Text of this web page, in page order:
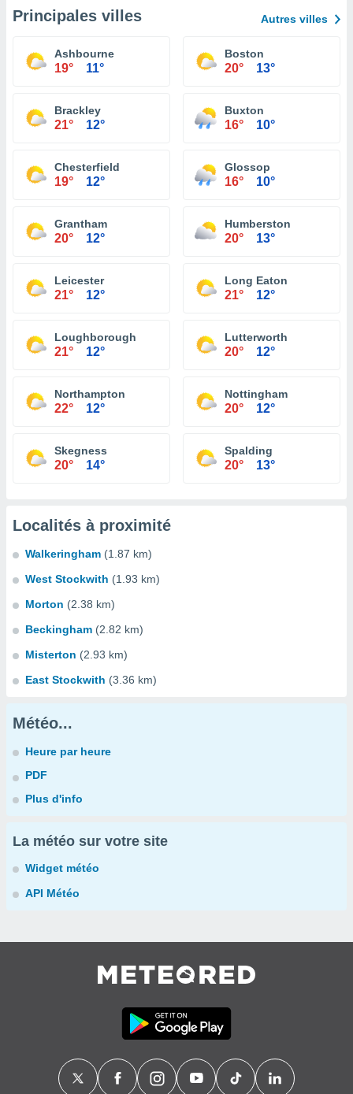
Principales villes Autres villes
Ashbourne
19° 11°
Boston
20° 13°
Brackley
21° 12°
Buxton
16° 10°
Chesterfield
19° 12°
Glossop
16° 10°
Grantham
20° 12°
Humberston
20° 13°
Leicester
21° 12°
Long Eaton
21° 12°
Loughborough
21° 12°
Lutterworth
20° 12°
Northampton
22° 12°
Nottingham
20° 12°
Skegness
20° 14°
Spalding
20° 13°
Localités à proximité
Walkeringham (1.87 km)
West Stockwith (1.93 km)
Morton (2.38 km)
Beckingham (2.82 km)
Misterton (2.93 km)
East Stockwith (3.36 km)
Météo...
Heure par heure
PDF
Plus d'info
La météo sur votre site
Widget météo
API Météo